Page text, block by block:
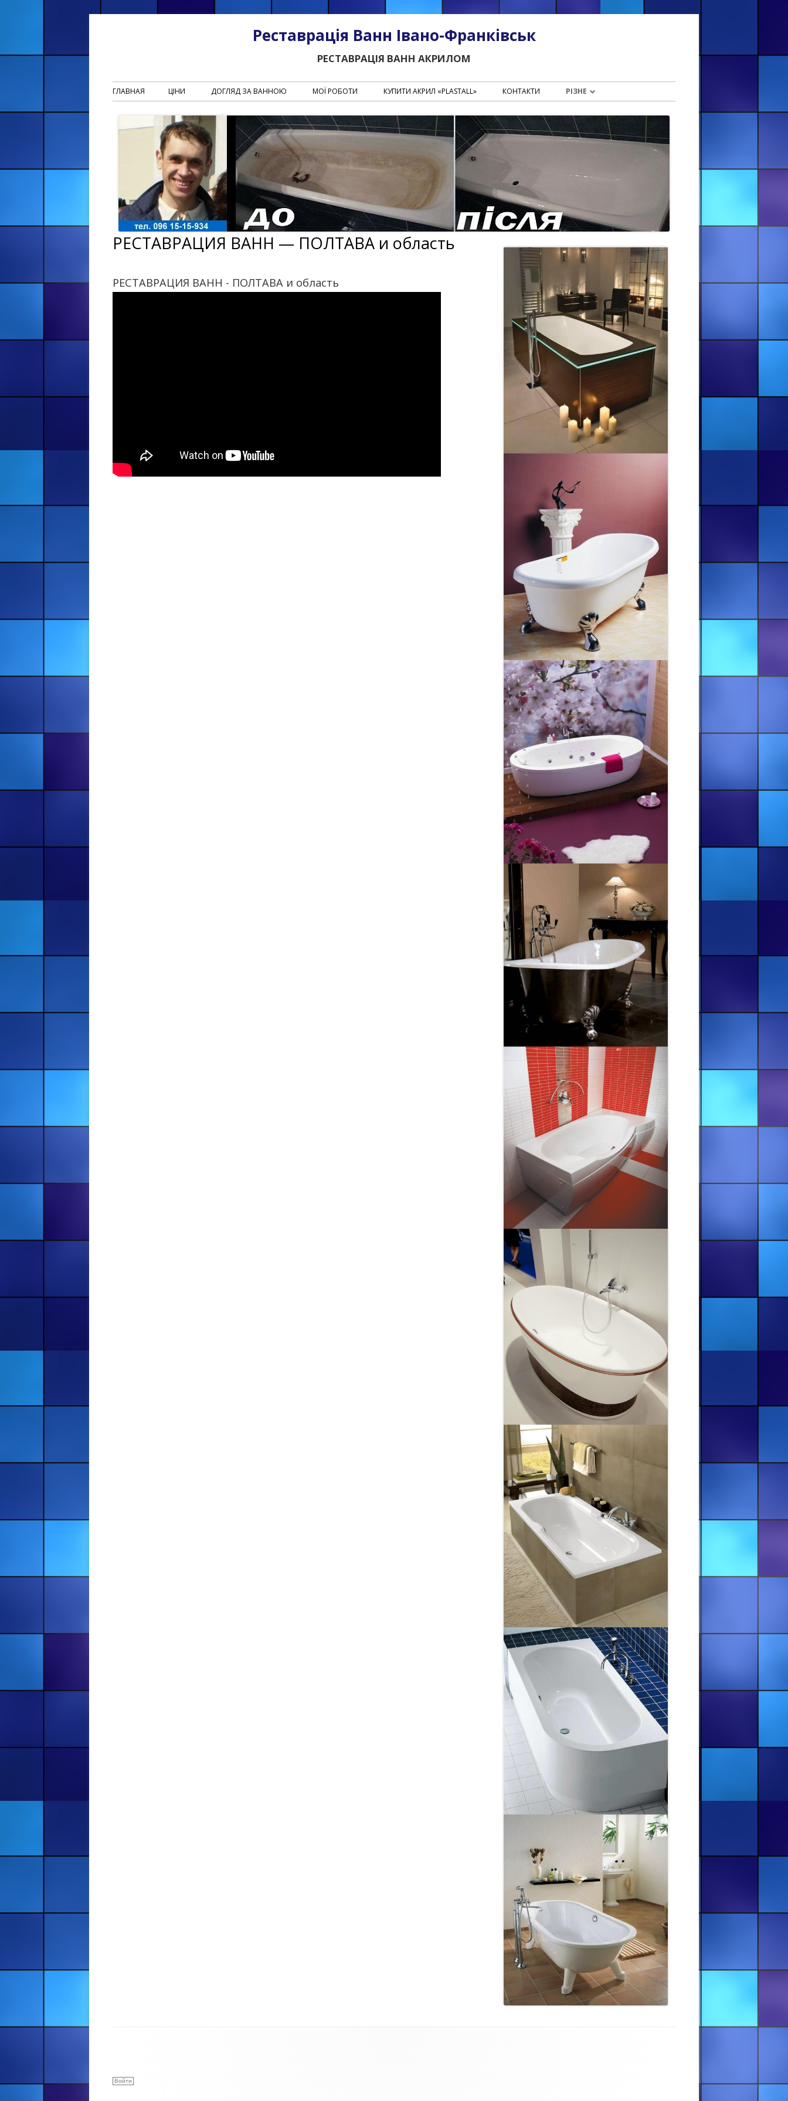
Реставрація Ванн Івано-Франківськ
РЕСТАВРАЦІЯ ВАНН АКРИЛОМ
Перейти к содержанию
ГЛАВНАЯ ЦІНИ ДОГЛЯД ЗА ВАННОЮ МОЇ РОБОТИ КУПИТИ АКРИЛ «PLASTALL» КОНТАКТИ РІЗНЕ
ФРАНКІВСЬК (ВУЛ.
ГАЛИЦЬКОГО, 56)
ВАННИ РІДКИМ АКРИЛОМ
ВИРОБНИЦТВО АКРИЛА ДЛЯ
ВАННИ
ДЕ КУПИТИ РІДКИЙ АКРИЛ ДЛЯ
КАЛУШ. РЕСТАВРАЦІЯ ВАННИ В
КАЛУШІ (ВУЛ. СТУСА, 4)
КОЛОМИЯ. РЕСТАВРАЦІЯ
ЗАЛІЗНОЇ ВАННИ В КОЛОМИЇ
(ЛИСЕНКА, 36)
КУПИТИ РІДКИЙ АКРИЛ ДЛЯ
ВАНН У ЛЬВОВІ
ПОКРАСКА ВАННИ АКРИЛОМ В
ДРОГОБИЧІ, ЛЬВІВСЬКА ОБЛ.
(БОРИСЛАВСЬКА, 1)
ТА ОБЛАСТЬ
РЕСТАВРАЦІЯ ВАНН —
ЖИТОМИР ТА ОБЛАСТЬ
РЕСТАВРАЦІЯ ВАНН —
КІРОВОГРАД ТА ОБЛАСТЬ
РЕСТАВРАЦІЯ ВАНН — КИЇВ ТА
РЕСТАВРАЦІЯ ВАНН — ЛУЦЬК ТА
ОБЛАСТЬ
РЕСТАВРАЦІЯ ВАНН — ЛЬВІВ ТА
ОБЛАСТЬ
РЕСТАВРАЦІЯ ВАНН — РІВНЕ ТА
ОБЛАСТЬ
РЕСТАВРАЦІЯ ВАНН —
ТЕРНОПІЛЬ ТА ОБЛАСТЬ
РЕСТАВРАЦІЯ ВАНН —
ХМЕЛЬНИЦЬКИЙ ТА ОБЛАСТЬ
ТА ОБЛАСТЬ
РЕСТАВРАЦІЯ ВАНН — ЧЕРНІВЦІ
ТА ОБЛАСТЬ
РЕСТАВРАЦІЯ ВАННИ В ІВАНО-
ФРАНКІВСЬКІЙ ОБЛ.,
ДОЛИНСЬКИЙ Р-Н, СЕЛО
ДУБРОВА
РЕСТАВРАЦІЯ ВАННИ В М.
БУСЬК, ЛЬВІВСЬКА ОБЛ
РЕСТАВРАЦІЯ ВАННИ. ДО І ПІСЛЯ
( М. ДОЛИНА, ВУЛ ОБЛІСКИ, 24Б)
РЕСТАВРАЦИЯ ВАНН —
ДНЕПРОПЕТРОВСК И ОБЛАСТЬ
РЕСТАВРАЦИЯ ВАНН — ДОНЕЦК
И ОБЛАСТЬ
РЕСТАВРАЦИЯ ВАНН —
ЗАПОРОЖЬЕ И ОБЛАСТЬ
РЕСТАВРАЦИЯ ВАНН — ЛУГАНСК
И ОБЛАСТЬ
РЕСТАВРАЦИЯ ВАНН —
НИКОЛАЕВ И ОБЛАСТЬ
РЕСТАВРАЦИЯ ВАНН — ОДЕССА
И ОБЛАСТЬ
РЕСТАВРАЦИЯ ВАНН —
ПОЛТАВА И ОБЛАСТЬ
РЕСТАВРАЦИЯ ВАНН — СУМЫ И
ОБЛАСТЬ
РЕСТАВРАЦИЯ ВАНН — ХАРЬКОВ
И ОБЛАСТЬ
РЕСТАВРАЦИЯ ВАНН — ХЕРСОН
И ОБЛАСТЬ
ЧЕРНИГОВ И ОБЛАСТЬ
РЖАВА ЗАЛІЗНА ВАННА У
ЛЬВОВІ НА ВУЛИЦІ ГРІНЧЕНКА
12
СТРИЙ, КОНОВАЛЬЦЯ, 18.
СУЧАСНА РЕСТАВРАЦІЯ ВАННИ У
СТРИЮ
ФРАНКІВСЬК. РЕСТАВРАЦІЯ
ВАННИ В ІВАНО-ФРАНКІВСЬКУ
(ГВАРДІЙСЬКА, 5)
ЯК Я РЕСТАВРУВАВ ВАННУ В М.
ДОЛИНА (ІВАНО-ФРАНКІВСЬКА
ЯКІСНА РЕСТАВРАЦІЯ ВАННИ В
ІВАНО-ФРАНКІВСЬКУ
(ГРУШЕВСЬКОГО, 11)
ЯКИЙ АКРИЛ КРАЩЕ ДЛЯ
РЕСТАВРАЦІЇ ВАННИ
ОСТЕРІГАЙТЕСЬ ХАЛТУРЩИКІВ
ТА ОБЛАСТЬ
РЕСТАВРАЦИЯ ВАНН — ПОЛТАВА и область
РЕСТАВРАЦИЯ ВАНН - ПОЛТАВА и область
Войти